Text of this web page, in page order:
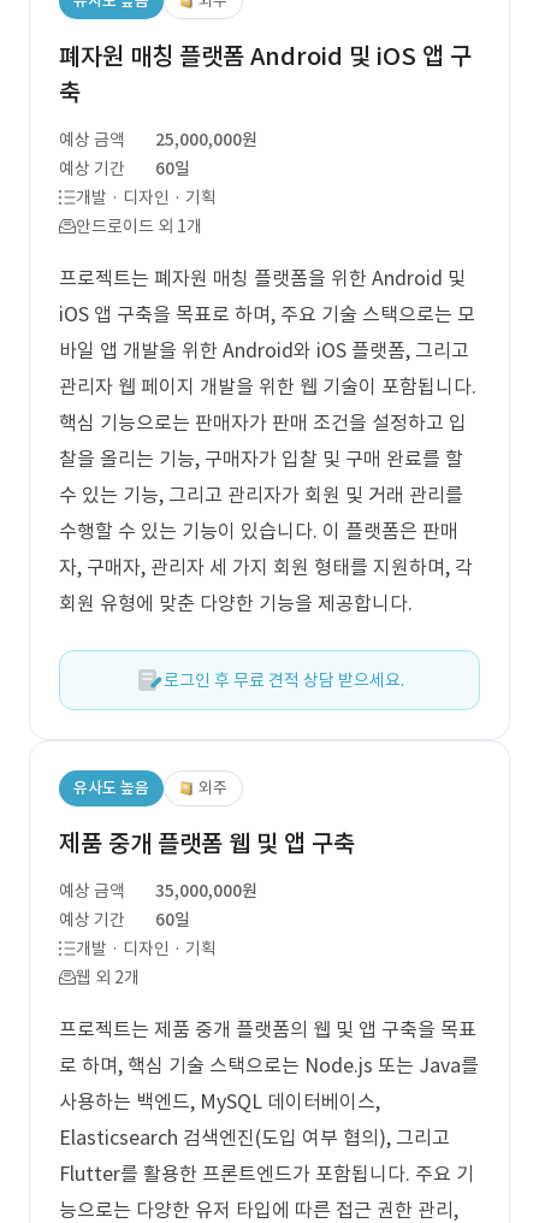
폐자원 매칭 플랫폼 Android 및 iOS 앱 구
축
예상 금액
25,000,000원
예상 기간
60일
개발 · 디자인 · 기획
안드로이드 외 1개
프로젝트는 폐자원 매칭 플랫폼을 위한 Android 및
iOS 앱 구축을 목표로 하며, 주요 기술 스택으로는 모
바일 앱 개발을 위한 Android와 iOS 플랫폼, 그리고
관리자 웹 페이지 개발을 위한 웹 기술이 포함됩니다.
핵심 기능으로는 판매자가 판매 조건을 설정하고 입
찰을 올리는 기능, 구매자가 입찰 및 구매 완료를 할
수 있는 기능, 그리고 관리자가 회원 및 거래 관리를
수행할 수 있는 기능이 있습니다. 이 플랫폼은 판매
자, 구매자, 관리자 세 가지 회원 형태를 지원하며, 각
회원 유형에 맞춘 다양한 기능을 제공합니다.
로그인 후 무료 견적 상담 받으세요.
유사도 높음 외주
제품 중개 플랫폼 웹 및 앱 구축
예상 금액
35,000,000원
예상 기간
60일
개발 · 디자인 · 기획
웹 외 2개
프로젝트는 제품 중개 플랫폼의 웹 및 앱 구축을 목표
로 하며, 핵심 기술 스택으로는 Node.js 또는 Java를
사용하는 백엔드, MySQL 데이터베이스,
Elasticsearch 검색엔진(도입 여부 협의), 그리고
Flutter를 활용한 프론트엔드가 포함됩니다. 주요 기
능으로는 다양한 유저 타입에 따른 접근 권한 관리,